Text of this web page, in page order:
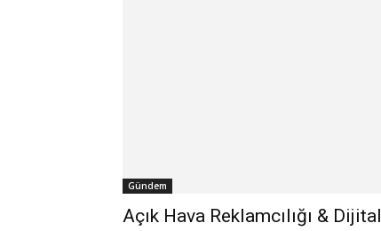
Gündem
Açık Hava Reklamcılığı & Dijital